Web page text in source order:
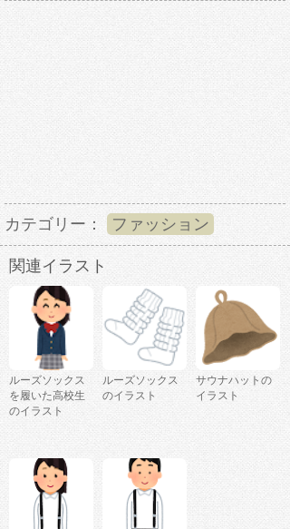
カテゴリー： ファッション
関連イラスト
ルーズソックス
を履いた高校生
のイラスト
ルーズソックス
のイラスト
サウナハットの
イラスト